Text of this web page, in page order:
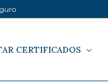
CERTIFICADOS